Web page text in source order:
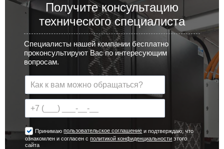
Получите консультацию
технического специалиста
Специалисты нашей компании бесплатно
проконсультируют Вас по интересующим
вопросам.
Принимаюпользовательское соглашение и подтверждаю, что
ознакомлен и согласен сполитикой конфиденциальности этого
сайта